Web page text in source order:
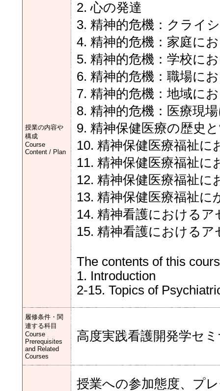
授業の内容や
構成
Course
Content / Plan
2. 心の発達
3. 精神的危機：クライ
4. 精神的危機：家庭に
5. 精神的危機：学校に
6. 精神的危機：職場に
7. 精神的危機：地域に
8. 精神的危機：医療現
9. 精神保健医療の歴史
10. 精神保健医療福祉に
11. 精神保健医療福祉に
12. 精神保健医療福祉に
13. 精神保健医療福祉
14. 精神看護におけるア
15. 精神看護における
The contents of this
1. Introduction
2-15. Topics of
履修条件・関
連する科目
Course
Prerequisites
and Related
Courses
高度実践看護開発学セ
授業への参加態度、プ